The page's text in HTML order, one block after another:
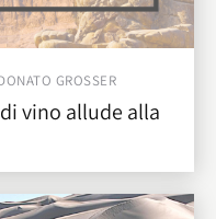
GROSSER
vino allude alla